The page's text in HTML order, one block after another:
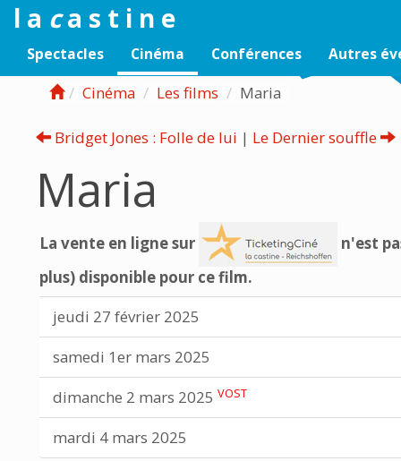
l a ca s t i n e
Spectacles Cinéma Conférences Autres
Cinéma Les films Maria
Bridget Jones : Folle de lui | Le Dernier souffle
Maria
La vente en ligne sur
n'est
plus) disponible pour ce film.
jeudi 27 février 2025
samedi 1er mars 2025
dimanche 2 mars 2025 VOST
mardi 4 mars 2025